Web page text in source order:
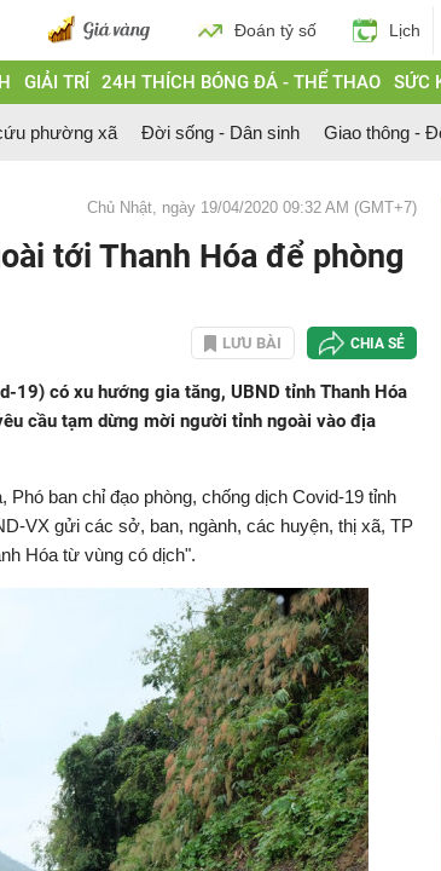
Đoán tỷ số Lịch
GIẢI TRÍ 24H THÍCH BÓNG ĐÁ - THỂ THAO SỨC
phường xã Đời sống - Dân sinh Giao thông -
Chủ Nhật, ngày 19/04/2020 09:32 AM (GMT+7)
tới Thanh Hóa để phòng
LƯU BÀI CHIA SẺ
19) có xu hướng gia tăng, UBND tỉnh Thanh Hóa
cầu tạm dừng mời người tỉnh ngoài vào địa
ban chỉ đạo phòng, chống dịch Covid-19 tỉnh
VX gửi các sở, ban, ngành, các huyện, thị xã, TP
Hóa từ vùng có dịch".